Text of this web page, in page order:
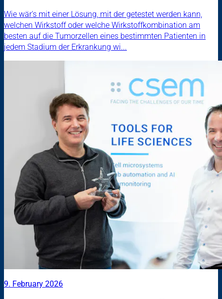
Wie wär's mit einer Lösung, mit der getestet werden kann,
welchen Wirkstoff oder welche Wirkstoffkombination am
besten auf die Tumorzellen eines bestimmten Patienten in
jedem Stadium der Erkrankung wi...
9. February 2026